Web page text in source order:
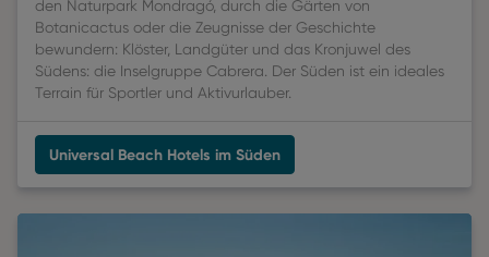
den Naturpark Mondragó, durch die Gärten von
Botanicactus oder die Zeugnisse der Geschichte
bewundern: Klöster, Landgüter und das Kronjuwel des
Südens: die Inselgruppe Cabrera. Der Süden ist ein ideales
Terrain für Sportler und Aktivurlauber.
Universal Beach Hotels im Süden